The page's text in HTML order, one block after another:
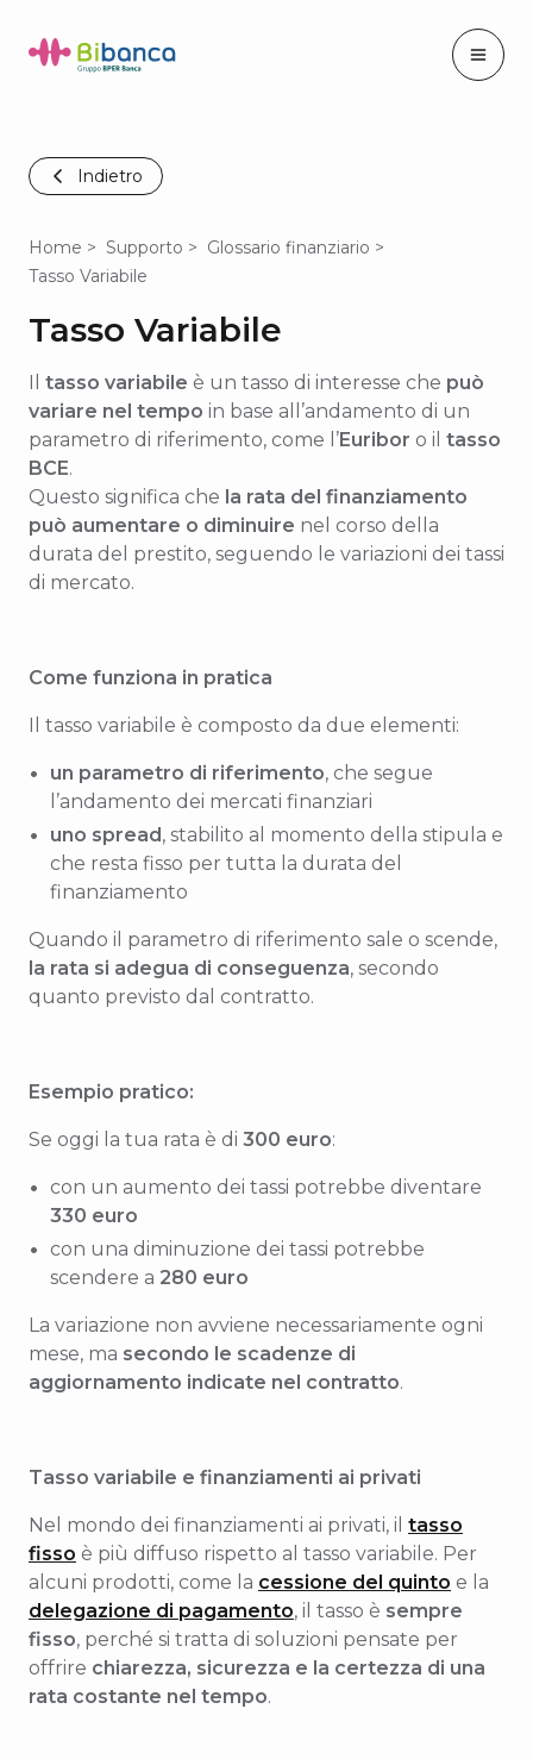
Indietro
Home Supporto
Glossario finanziario
Tasso Variabile
Tasso Variabile
Il tasso variabile è un tasso di interesse che può
variare nel tempo in base all’andamento di un
parametro di riferimento, come l’Euribor o il tasso
BCE.
Questo significa che la rata del finanziamento
può aumentare o diminuire nel corso della
durata del prestito, seguendo le variazioni dei tassi
di mercato.
Come funziona in pratica
Il tasso variabile è composto da due elementi:
un parametro di riferimento, che segue
l’andamento dei mercati finanziari
uno spread, stabilito al momento della stipula e
che resta fisso per tutta la durata del
finanziamento
Quando il parametro di riferimento sale o scende,
la rata si adegua di conseguenza, secondo
quanto previsto dal contratto.
Esempio pratico:
Se oggi la tua rata è di 300 euro:
con un aumento dei tassi potrebbe diventare
330 euro
con una diminuzione dei tassi potrebbe
scendere a 280 euro
La variazione non avviene necessariamente ogni
mese, ma secondo le scadenze di
aggiornamento indicate nel contratto.
Tasso variabile e finanziamenti ai privati
Nel mondo dei finanziamenti ai privati, il tasso
fisso è più diffuso rispetto al tasso variabile. Per
alcuni prodotti, come la cessione del quinto e la
delegazione di pagamento, il tasso è sempre
fisso, perché si tratta di soluzioni pensate per
offrire chiarezza, sicurezza e la certezza di una
rata costante nel tempo.